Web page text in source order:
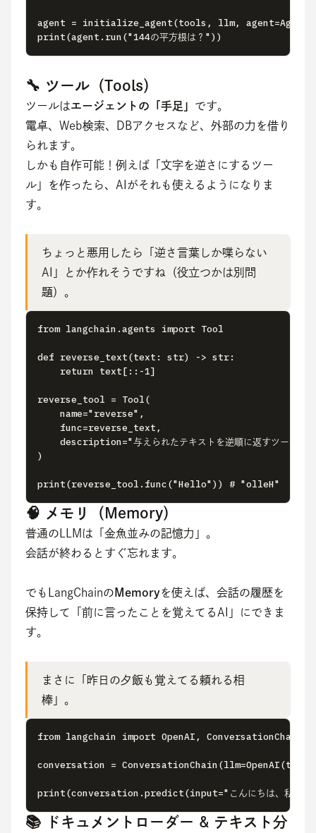
agent = initialize_agent(tools, llm,
print(agent.run("144の平方根は？"))
🔧 ツール（Tools）
ツールはエージェントの「手足」 です。
電卓、Web検索、DBアクセスなど、外部の力を借り
られます。
しかも自作可能！例えば「文字を逆さにするツー
ル」を作ったら、AIがそれも使えるようになりま
す。
ちょっと悪用したら「逆さ言葉しか喋らない
AI」とか作れそうですね（役立つかは別問
題）。
from langchain.agents import Tool
def reverse_text(text: str) -> str:
    return text[::-1]
reverse_tool = Tool(
    name="reverse",
    func=reverse_text,
    description="与えられたテキストを逆順に返すツール"
)
print(reverse_tool.func("Hello")) # "olleH"
🧠 メモリ（Memory）
普通のLLMは「金魚並みの記憶力」。
会話が終わるとすぐ忘れます。
でもLangChainの Memoryを使えば、会話の履歴を
保持して「前に言ったことを覚えてるAI」にできま
す。
まさに「昨日の夕飯も覚えてる頼れる相
棒」。
from langchain import OpenAI, ConversationChain
conversation =
print(conversation.predict(input="こんにちは、私の名
📚 ドキュメントローダー & テキスト分